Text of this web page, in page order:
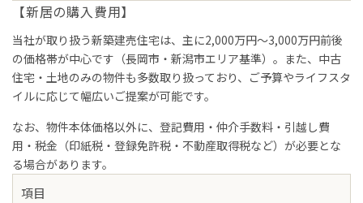
【新居の購入費用】
当社が取り扱う新築建売住宅は、 主に2,000万円〜3,000万円前後
の価格帯が中心です（長岡市・新潟市エリア基準） 。また、中古
住宅・土地のみの物件も多数取り扱っており、ご予算やライフスタ
イルに応じて幅広いご提案が可能です。
なお、物件本体価格以外に、登記費用・仲介手数料・引越し費
用・税金（印紙税・登録免許税・不動産取得税など）が必要とな
る場合があります。
項目